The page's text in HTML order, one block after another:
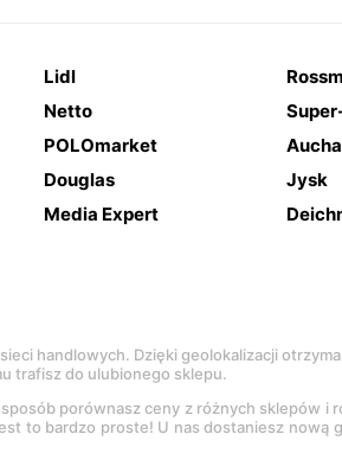
Lidl
Netto
POLOmarket
Douglas Jysk
Media Expert
handlowych. Dzięki geolokalizacji
trafisz do ulubionego sklepu.
porównasz ceny z różnych sklepów i
to bardzo proste! U nas dostaniesz nową